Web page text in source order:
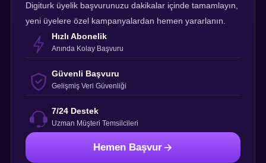
Digiturk üyelik başvurunuzu dakikalar içinde tamamlayın,
yeni üyelere özel kampanyalardan hemen yararlanın.
Hızlı Abonelik
Anında Kolay Başvuru
Güvenli Başvuru
Gelişmiş Veri Güvenliği
7/24 Destek
Uzman Müşteri Temsilcileri
Hemen Başvur